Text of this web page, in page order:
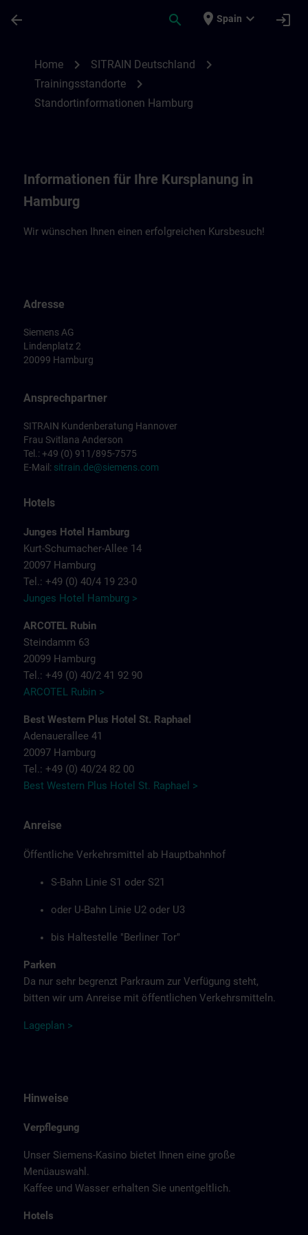
arrow_back search place Spain expand_more login
Home chevron_right SITRAIN Deutschland chevron_right
Trainingsstandorte chevron_right
Standortinformationen Hamburg
Informationen für Ihre Kursplanung in
Hamburg
Wir wünschen Ihnen einen erfolgreichen Kursbesuch!
Adresse
Siemens AG
Lindenplatz 2
20099 Hamburg
Ansprechpartner
SITRAIN Kundenberatung Hannover
Frau Svitlana Anderson
Tel.: +49 (0) 911/895-7575
E-Mail: sitrain.de@siemens.com
Hotels
Junges Hotel Hamburg
Kurt-Schumacher-Allee 14
20097 Hamburg
Tel.: +49 (0) 40/4 19 23-0
Junges Hotel Hamburg >
ARCOTEL Rubin
Steindamm 63
20099 Hamburg
Tel.: +49 (0) 40/2 41 92 90
ARCOTEL Rubin >
Best Western Plus Hotel St. Raphael
Adenauerallee 41
20097 Hamburg
Tel.: +49 (0) 40/24 82 00
Best Western Plus Hotel St. Raphael >
Anreise
Öffentliche Verkehrsmittel ab Hauptbahnhof
S-Bahn Linie S1 oder S21
oder U-Bahn Linie U2 oder U3
bis Haltestelle "Berliner Tor"
Parken
Da nur sehr begrenzt Parkraum zur Verfügung steht,
bitten wir um Anreise mit öffentlichen Verkehrsmitteln.
Lagep lan >
Hinweise
Verpflegung
Unser Siemens-Kasino bietet Ihnen eine große
Menüauswahl.
Kaffee und Wasser erhalten Sie unentgeltlich.
Hotels